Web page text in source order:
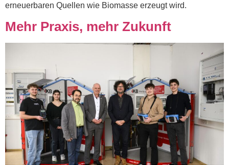
erneuerbaren Quellen wie Biomasse erzeugt wird.
Mehr Praxis, mehr Zukunft